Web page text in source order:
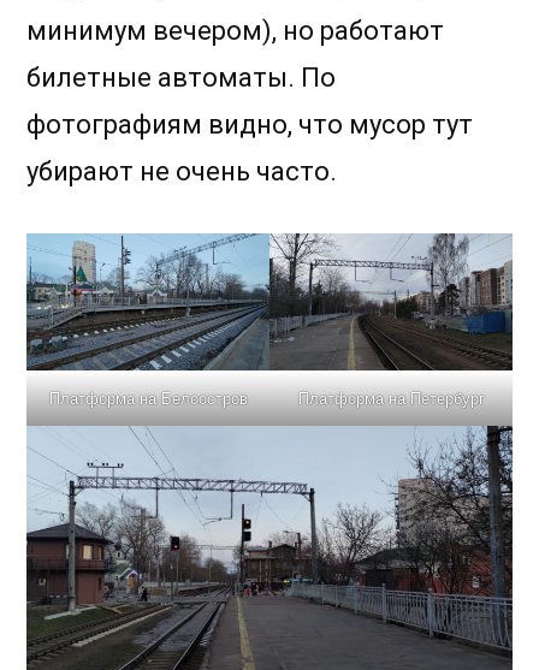
минимум вечером), но работают
билетные автоматы. По
фотографиям видно, что мусор тут
убирают не очень часто.
Платформа на Белоостров Платформа на Петербург